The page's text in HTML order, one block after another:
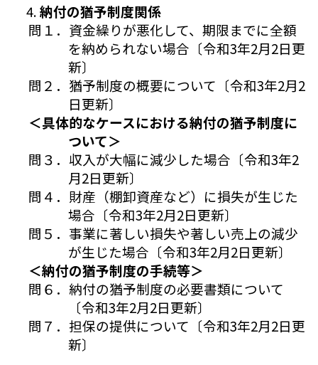
納付の猶予制度関係
問１．資金繰りが悪化して、期限までに全額
を納められない場合〔令和3年2月2日更
新〕
問２．猶予制度の概要について〔令和3年2月2
日更新〕
＜具体的なケースにおける納付の猶予制度に
ついて＞
問３．収入が大幅に減少した場合〔令和3年2
月2日更新〕
問４．財産（棚卸資産など）に損失が生じた
場合〔令和3年2月2日更新〕
問５．事業に著しい損失や著しい売上の減少
が生じた場合〔令和3年2月2日更新〕
＜納付の猶予制度の手続等＞
問６．納付の猶予制度の必要書類について
〔令和3年2月2日更新〕
問７．担保の提供について〔令和3年2月2日更
新〕